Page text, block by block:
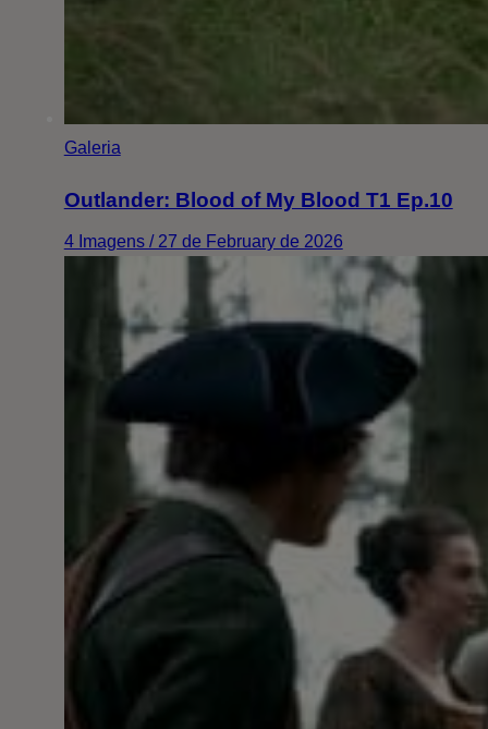
Galeria
Outlander: Blood of My Blood T1 Ep.10
4 Imagens / 27 de February de 2026